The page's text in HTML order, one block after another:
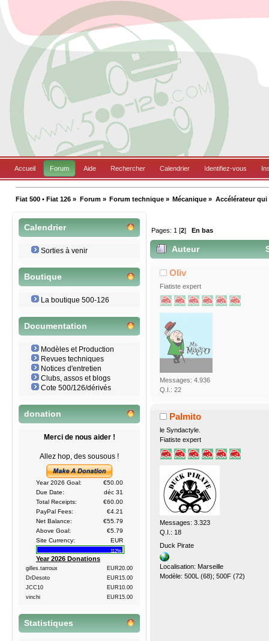
Accueil Forum Aide Rechercher Calendrier Identifiez-vous
Fiat 500 • Fiat 126 » Forum» Forum technique» Mécanique » Accélérateur qui
Calendrier
Sorties à venir
Boutique
La boutique 500-126
Documentation
Modèles et Production
Revues techniques
Notices d'entretien
Clubs, assos et blogs
Cote 500/126/dérivés
donation
Merci de nous aider !
Allez hop, des sousous !
Year 2026 Goal:
€50.00
Due Date:
déc 31
Total Receipts:
€60.00
PayPal Fees:
€4.21
Net Balance:
€55.79
Above Goal:
€5.79
Site Currency:
EUR
112%
Year 2026 Donations
gilles.tarroux
EUR20.00
DrDesoto
EUR15.00
JCC10
EUR10.00
vinchi
EUR15.00
Statistiques
Pages: 1 [2] En bas
Auteur
Oliv
Fiatiste expert
Messages: 4.936
Q.I.: 22
Palmito
le Syndactyle.
Fiatiste expert
Messages: 3.323
Q.I.: 18
Duck Pirate
Localisation: Marseille
Modèle: 500L (68); 500F (72)